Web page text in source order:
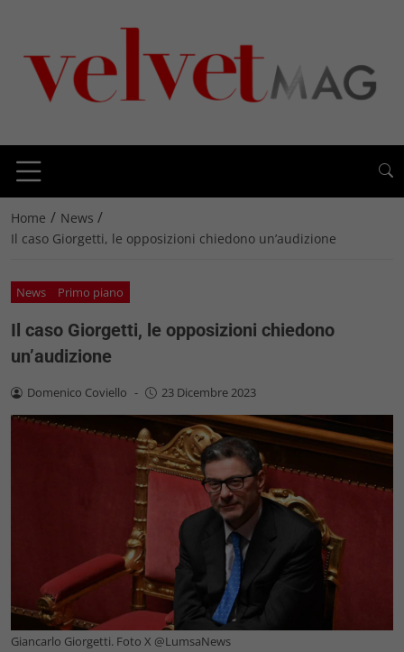
Home / News /
Il caso Giorgetti, le opposizioni chiedono un’audizione
News Primo piano
Il caso Giorgetti, le opposizioni chiedono
un’audizione
Domenico Coviello - 23 Dicembre 2023
Giancarlo Giorgetti. Foto X @LumsaNews